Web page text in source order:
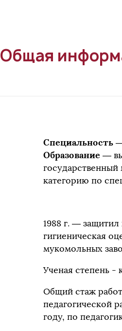
Общая
Специальность
Образование —
категорию по
1988 г. —
гигиеническая
мукомольных
Ученая степень -
Общий стаж
педагогической
году, по